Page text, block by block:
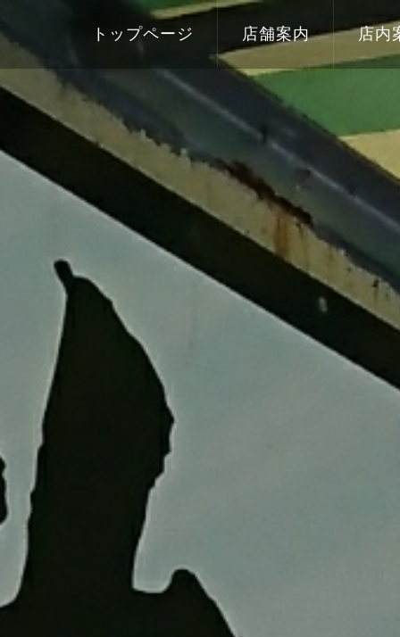
トップページ 店舗案内 店内